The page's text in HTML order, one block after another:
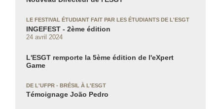
LE FESTIVAL ÉTUDIANT FAIT PAR LES ÉTUDIANTS DE L'ESGT
INGEFEST - 2ème édition
24 avril 2024
L'ESGT remporte la 5ème édition de l'eXpert
Game
DE L'UFPR - BRÉSIL À L'ESGT
Témoignage João Pedro